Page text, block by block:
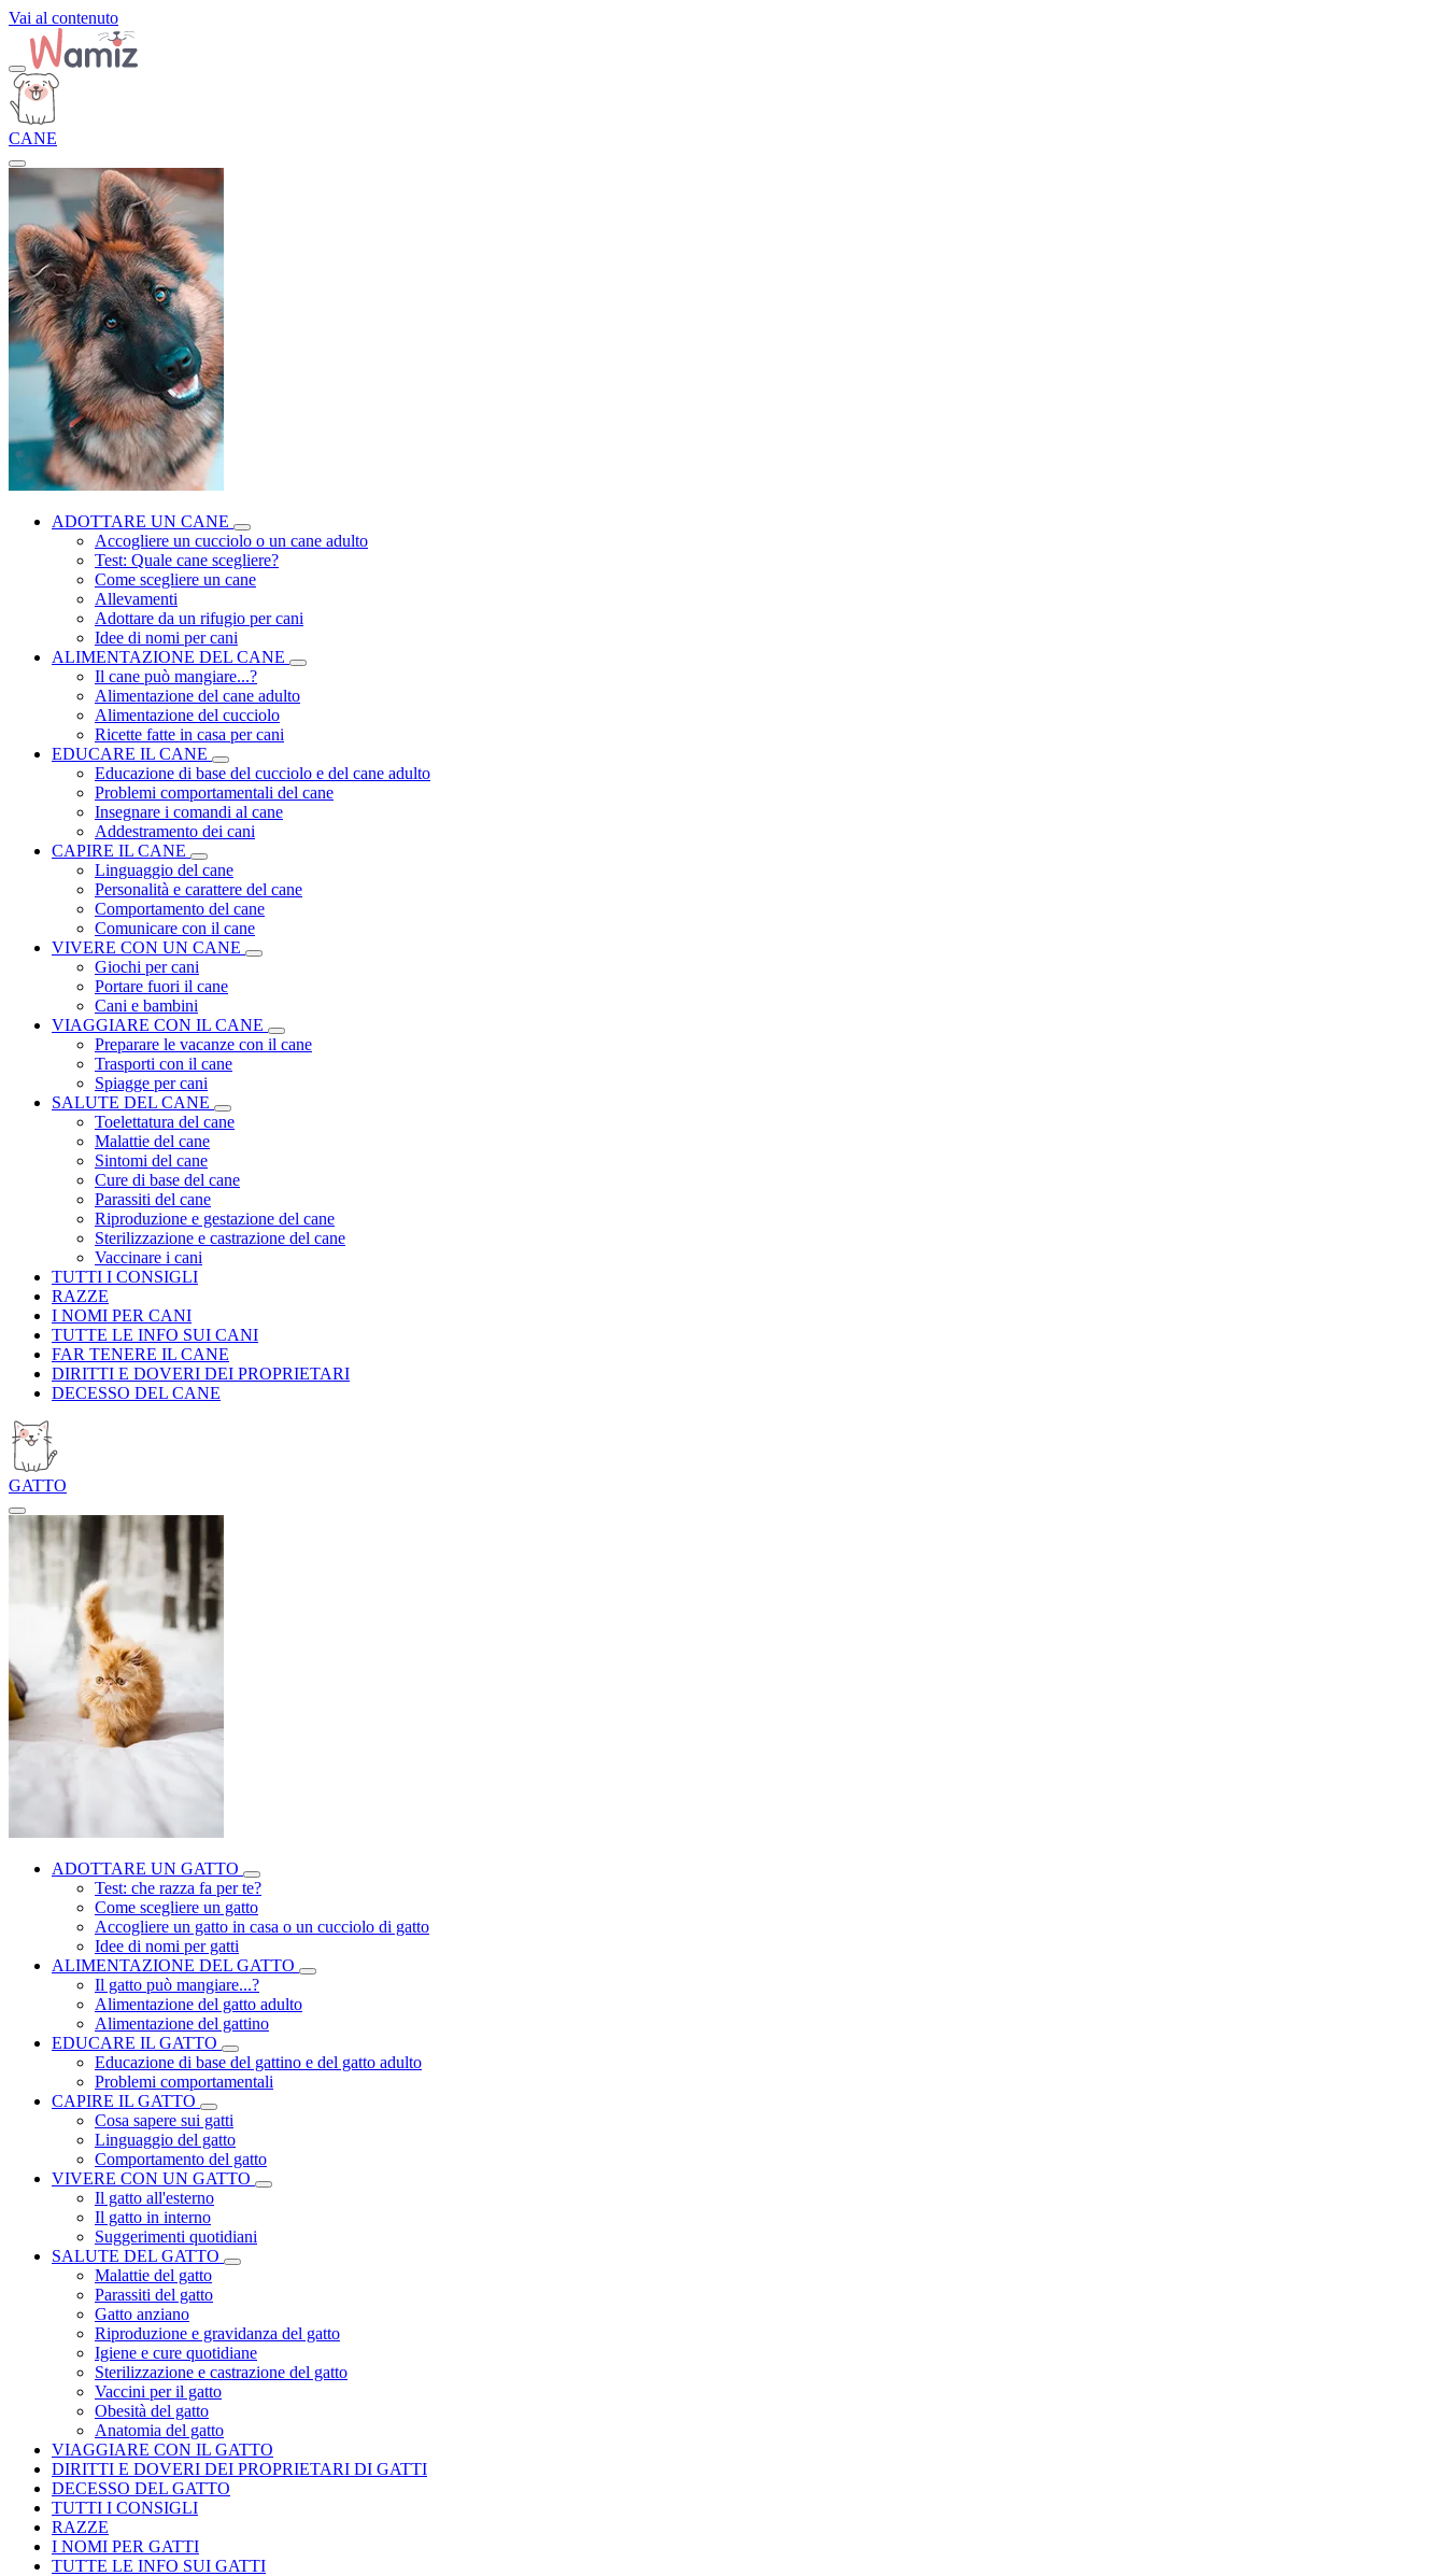
Vai al contenuto
CANE
ADOTTARE UN CANE
Accogliere un cucciolo o un cane adulto
Test: Quale cane scegliere?
Come scegliere un cane
Allevamenti
Adottare da un rifugio per cani
Idee di nomi per cani
ALIMENTAZIONE DEL CANE
Il cane può mangiare...?
Alimentazione del cane adulto
Alimentazione del cucciolo
Ricette fatte in casa per cani
EDUCARE IL CANE
Educazione di base del cucciolo e del cane adulto
Problemi comportamentali del cane
Insegnare i comandi al cane
Addestramento dei cani
CAPIRE IL CANE
Linguaggio del cane
Personalità e carattere del cane
Comportamento del cane
Comunicare con il cane
VIVERE CON UN CANE
Giochi per cani
Portare fuori il cane
Cani e bambini
VIAGGIARE CON IL CANE
Preparare le vacanze con il cane
Trasporti con il cane
Spiagge per cani
SALUTE DEL CANE
Toelettatura del cane
Malattie del cane
Sintomi del cane
Cure di base del cane
Parassiti del cane
Riproduzione e gestazione del cane
Sterilizzazione e castrazione del cane
Vaccinare i cani
TUTTI I CONSIGLI
RAZZE
I NOMI PER CANI
TUTTE LE INFO SUI CANI
FAR TENERE IL CANE
DIRITTI E DOVERI DEI PROPRIETARI
DECESSO DEL CANE
GATTO
ADOTTARE UN GATTO
Test: che razza fa per te?
Come scegliere un gatto
Accogliere un gatto in casa o un cucciolo di gatto
Idee di nomi per gatti
ALIMENTAZIONE DEL GATTO
Il gatto può mangiare...?
Alimentazione del gatto adulto
Alimentazione del gattino
EDUCARE IL GATTO
Educazione di base del gattino e del gatto adulto
Problemi comportamentali
CAPIRE IL GATTO
Cosa sapere sui gatti
Linguaggio del gatto
Comportamento del gatto
VIVERE CON UN GATTO
Il gatto all'esterno
Il gatto in interno
Suggerimenti quotidiani
SALUTE DEL GATTO
Malattie del gatto
Parassiti del gatto
Gatto anziano
Riproduzione e gravidanza del gatto
Igiene e cure quotidiane
Sterilizzazione e castrazione del gatto
Vaccini per il gatto
Obesità del gatto
Anatomia del gatto
VIAGGIARE CON IL GATTO
DIRITTI E DOVERI DEI PROPRIETARI DI GATTI
DECESSO DEL GATTO
TUTTI I CONSIGLI
RAZZE
I NOMI PER GATTI
TUTTE LE INFO SUI GATTI